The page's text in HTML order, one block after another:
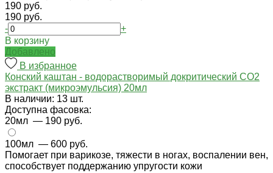
190 руб.
190 руб.
-
+
В корзину
Добавлено
В избранное
Конский каштан - водорастворимый докритический СО2
экстракт (микроэмульсия) 20мл
В наличии: 13 шт.
Доступна фасовка:
20мл — 190 руб.
100мл — 600 руб.
Помогает при варикозе, тяжести в ногах, воспалении вен,
способствует поддержанию упругости кожи